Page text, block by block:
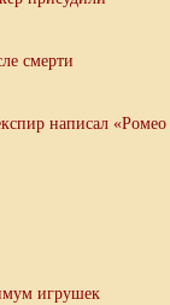
смерти
написал «Ромео
игрушек